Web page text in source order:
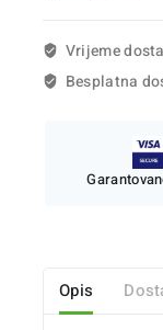
Vrijeme
Besplatna
Opis